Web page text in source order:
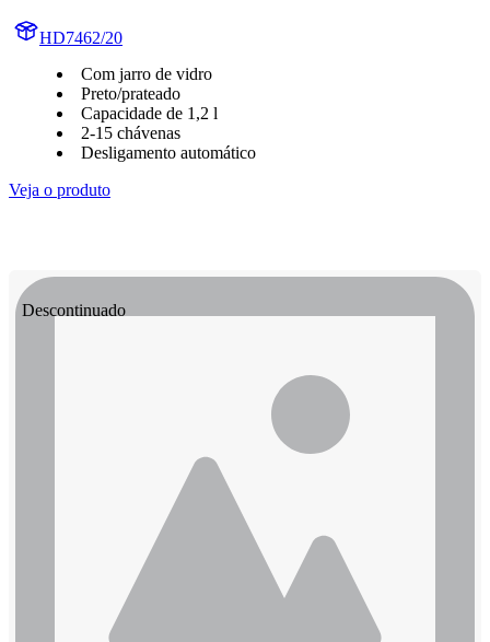
HD7462/20
Com jarro de vidro
Preto/prateado
Capacidade de 1,2 l
2-15 chávenas
Desligamento automático
Veja o produto
Descontinuado